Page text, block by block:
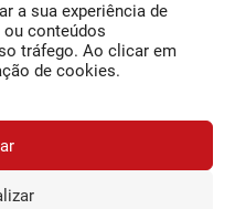
a sua experiência de
ou conteúdos
tráfego. Ao clicar em
de cookies.
O Jornal da Bairrada
Contactos
Termos e Condições